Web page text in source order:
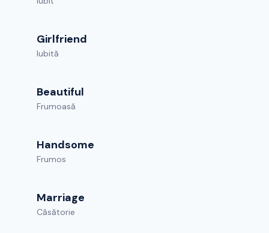
Girlfriend
Iubită
Beautiful
Frumoasă
Handsome
Frumos
Marriage
Căsătorie